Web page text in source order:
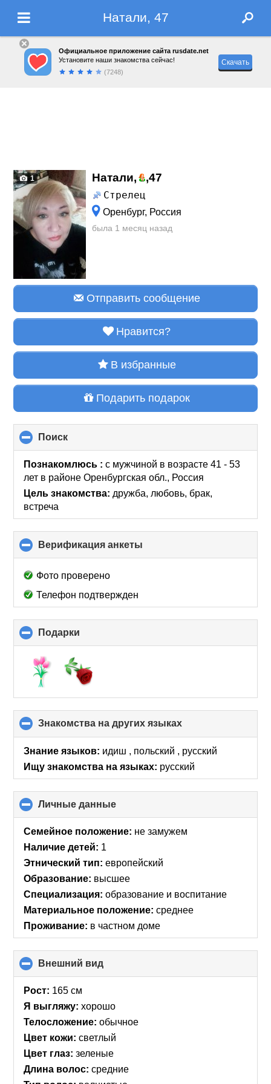
Натали, 47
Официальное приложение сайта rusdate.net
Установите наши знакомства сейчас!
(7248)
Скачать
1 Натали, ,47
Стрелец
Оренбург, Россия
была 1 месяц назад
Отправить сообщение
Нравится?
В избранные
Подарить подарок
Поиск
to
collapse
contents
Познакомлюсь :с мужчиной в возрасте 41 - 53
лет в районе Оренбургская обл., Россия
Цель знакомства: дружба, любовь, брак,
встреча
Верификация анкеты
to
Фото проверено
Телефон подтвержден
Подарки
to
contents
Знакомства на других языках
to
collapse
contents
Знание языков: идиш , польский , русский
Ищу знакомства на языках: русский
Личные данные
to
collapse
Семейное положение: не замужем
Наличие детей: 1
Этнический тип: европейский
Образование: высшее
Специализация: образование и воспитание
Материальное положение: среднее
Проживание: в частном доме
Внешний вид
to
Рост: 165 см
Я выгляжу: хорошо
Телосложение: обычное
Цвет кожи: светлый
Цвет глаз: зеленые
Длина волос: средние